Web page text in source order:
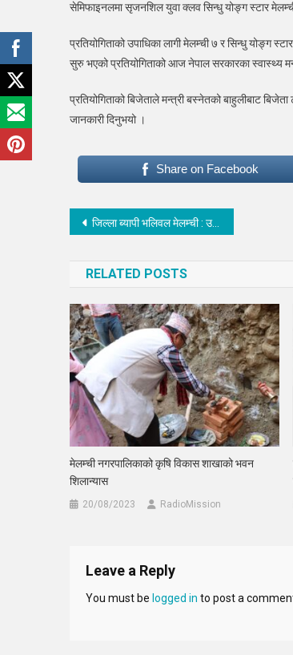
सेमिफाइनलमा सृजनशिल युवा क्लव सिन्धु योङ्ग स्टार
प्रतियोगिताको उपाधिका लागी मेलम्ची ७ र सिन्धु योङ्ग
सुरु भएको प्रतियोगिताको आज नेपाल सरकारका स्वास्थ्य
प्रतियोगिताको बिजेताले मन्त्री बस्नेतको बाहुलीबाट
जानकारी दिनुभयो ।
Share on Facebook
Post
जिल्ला ब्यापी भलिवल मेलम्ची : उपाधीको लागी मेलम्ची ७ र सिन्धु योङ्ग स्टार मेलम्ची ९ ए भिड्ने
RELATED POSTS
मेलम्ची नगरपालिकाको कृषि विकास शाखाको भवन
शिलान्यास
20/08/2023 RadioMission
Leave a Reply
You must be logged in to post a